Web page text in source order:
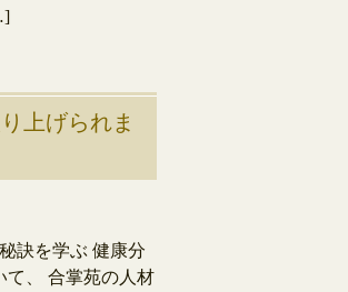
上げられま
訣を学ぶ 健康分
て、 合掌苑の人材